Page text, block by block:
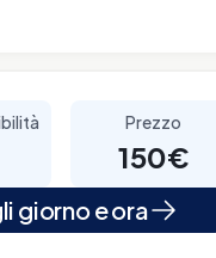
Prezzo
150€
giorno e ora